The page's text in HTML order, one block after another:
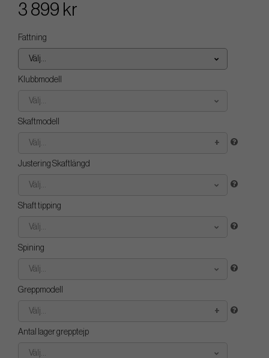
3 899 kr
Fattning
Välj...
Klubbmodell
Välj...
Skaftmodell
Välj...
Justering Skaftlängd
Välj...
Shaft tipping
Välj...
Spining
Välj...
Greppmodell
Välj...
Antal lager grepptejp
Välj...